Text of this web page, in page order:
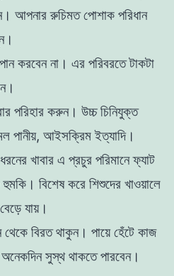
আপনার রুচিমত পোশাক পরিধান
করবেন না। এর পরিবরতে টাকটা
পরিহার করুন। উচ্চ চিনিযুক্ত
পানীয়, আইসক্রিম ইত্যাদি।
খাবার এ প্রচুর পরিমানে ফ্যাট
হুমকি। বিশেষ করে শিশুদের খাওয়ালে
যায়।
থেকে বিরত থাকুন। পায়ে হেঁটে কাজ
সুস্থ থাকতে পারবেন।